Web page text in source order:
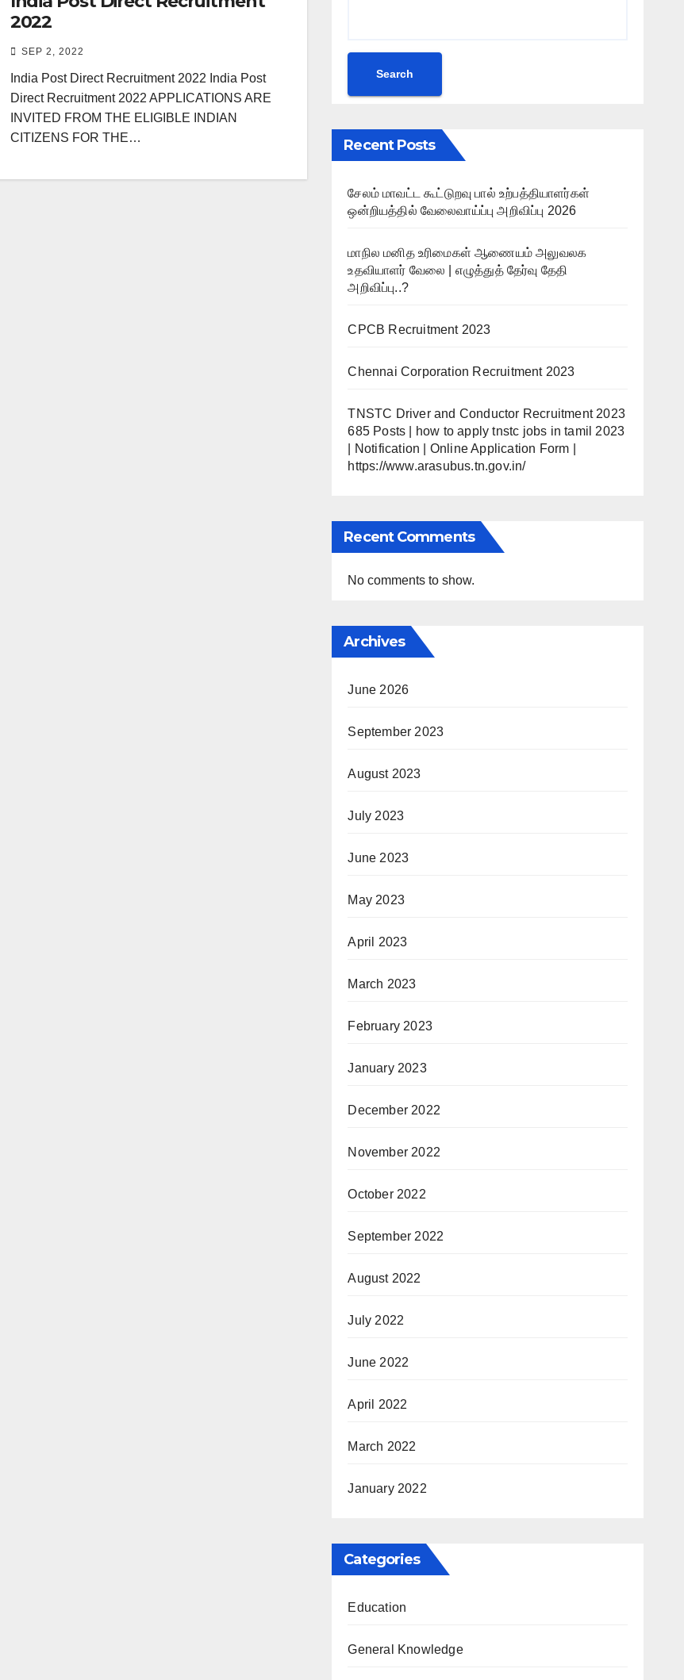
2022
SEP 2, 2022
India Post Direct Recruitment 2022 India Post
Direct Recruitment 2022 APPLICATIONS ARE
INVITED FROM THE ELIGIBLE INDIAN
CITIZENS FOR THE…
Search
Recent Posts
சேலம் மாவட்ட கூட்டுறவு பால் உற்பத்தியாளர்கள்
ஒன்றியத்தில் வேலைவாய்ப்பு அறிவிப்பு 2026
மாநில மனித உரிமைகள் ஆணையம் அலுவலக
உதவியாளர் வேலை | எழுத்துத் தேர்வு தேதி
அறிவிப்பு..?
CPCB Recruitment 2023
Chennai Corporation Recruitment 2023
TNSTC Driver and Conductor Recruitment 2023
685 Posts | how to apply tnstc jobs in tamil 2023
| Notification | Online Application Form |
https://www.arasubus.tn.gov.in/
Recent Comments
No comments to show.
Archives
June 2026
September 2023
August 2023
July 2023
June 2023
May 2023
April 2023
March 2023
February 2023
January 2023
December 2022
November 2022
October 2022
September 2022
August 2022
July 2022
June 2022
April 2022
March 2022
January 2022
Categories
Education
General Knowledge